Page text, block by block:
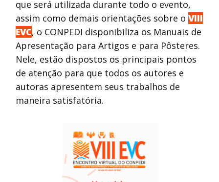
que será utilizada durante todo o evento,
assim como demais orientações sobre oVIII
EVC, o CONPEDI disponibiliza os Manuais de
Apresentação para Artigos e para Pôsteres.
Nele, estão dispostos os principais pontos
de atenção para que todos os autores e
autoras apresentem seus trabalhos de
maneira satisfatória.